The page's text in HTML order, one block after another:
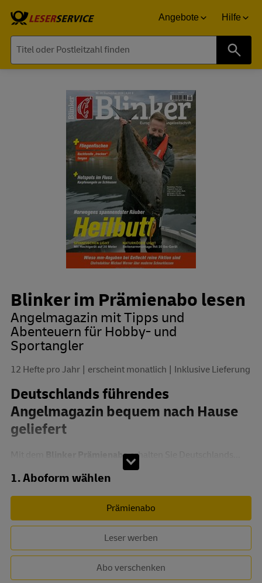
Angebote Hilfe
Blinker im Prämienabo lesen
Angelmagazin mit Tipps und
Abenteuern für Hobby- und
Sportangler
12 Hefte pro Jahr erscheint monatlich Inklusive Lieferung
Deutschlands führendes
Angelmagazin bequem nach Hause
geliefert
Blinker Prämienaboerhalten Sie Deutschlands...
Abo zusammenstellen
1. Aboform wählen
Prämienabo
Leser werben
Abo verschenken